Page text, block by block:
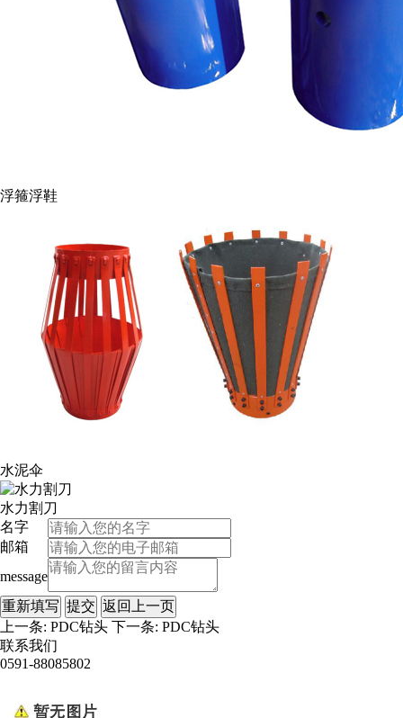
浮箍浮鞋
水泥伞
水力割刀
名字
邮箱
message
上一条: PDC钻头 下一条: PDC钻头
联系我们
0591-88085802